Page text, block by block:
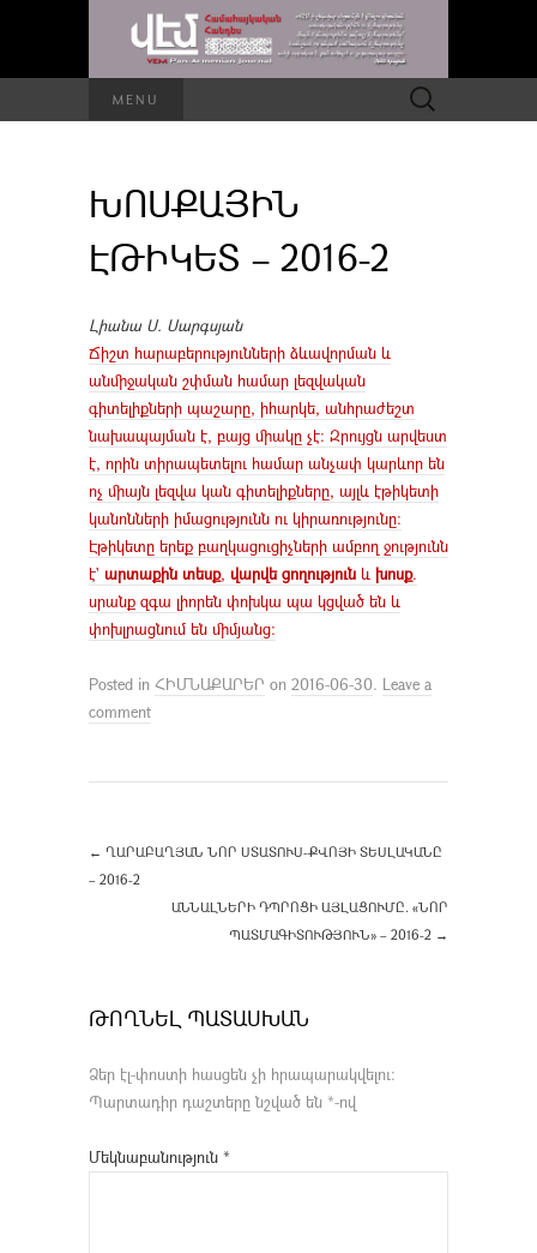
MENU Որոնել՝
ԽՈՍՔԱՅԻՆ
ԷԹԻԿԵՏ – 2016-2
Լիանա Ս. Սարգսյան
Ճիշտ հարաբերությունների ձևավորման և
անմիջական շփման համար լեզվական
գիտելիքների պաշարը, իհարկե, անհրաժեշտ
նախապայման է, բայց միակը չէ: Զրույցն արվեստ
է, որին տիրապետելու համար անչափ կարևոր են
ոչ միայն լեզվա կան գիտելիքները, այլև էթիկետի
կանոնների իմացությունն ու կիրառությունը:
Էթիկետը երեք բաղկացուցիչների ամբող ջությունն
է` արտաքին տեսք, վարվե ցողություն և խոսք.
սրանք զգա լիորեն փոխկա պա կցված են և
փոխլրացնում են միմյանց:
Posted in ՀԻՄՆԱՔԱՐԵՐ on 2016-06-30. Leave a
comment
← ՂԱՐԱԲԱՂՅԱՆ ՆՈՐ ՍՏԱՏՈՒՍ-ՔՎՈՅԻ ՏԵՍԼԱԿԱՆԸ
– 2016-2
ԱՆՆԱԼՆԵՐԻ ԴՊՐՈՑԻ ԱՅԼԱՑՈՒՄԸ. «ՆՈՐ
ՊԱՏՄԱԳԻՏՈՒԹՅՈՒՆ» – 2016-2 →
ԹՈՂՆԵԼ ՊԱՏԱՍԽԱՆ
Ձեր էլ-փոստի հասցեն չի հրապարակվելու։
Պարտադիր դաշտերը նշված են *-ով
Մեկնաբանություն *